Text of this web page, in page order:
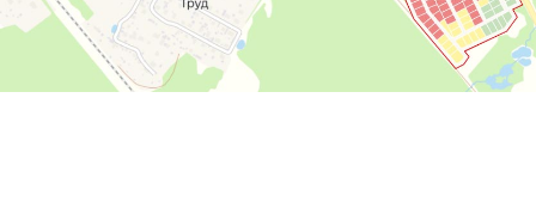
Имя
Или оставьте заявку на сайте: